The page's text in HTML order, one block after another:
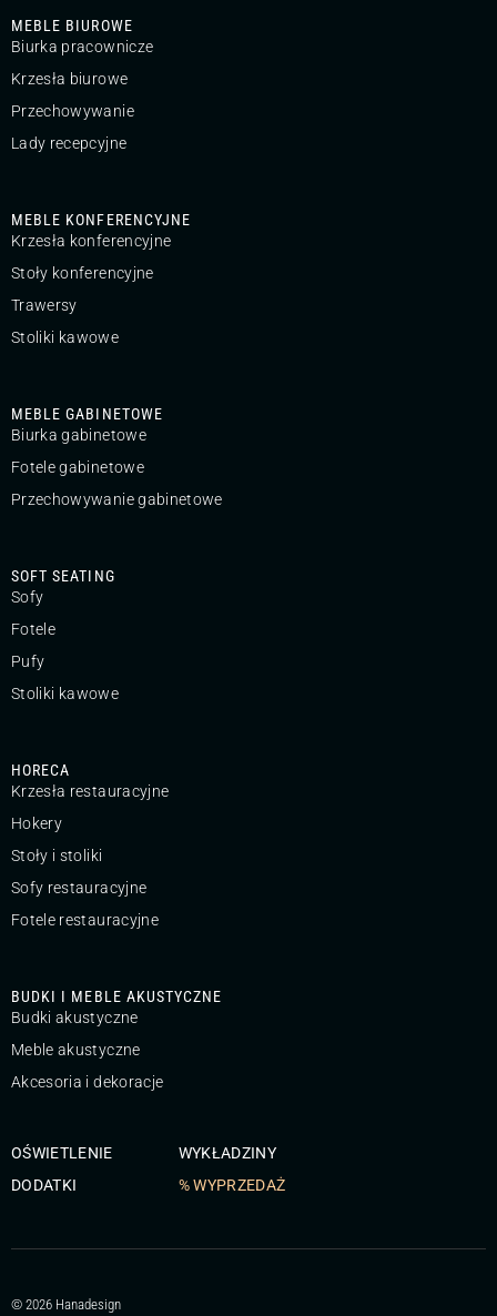
MEBLE BIUROWE
Biurka pracownicze
Krzesła biurowe
Przechowywanie
Lady recepcyjne
MEBLE KONFERENCYJNE
Krzesła konferencyjne
Stoły konferencyjne
Trawersy
Stoliki kawowe
MEBLE GABINETOWE
Biurka gabinetowe
Fotele gabinetowe
Przechowywanie gabinetowe
SOFT SEATING
Sofy
Fotele
Pufy
Stoliki kawowe
HORECA
Krzesła restauracyjne
Hokery
Stoły i stoliki
Sofy restauracyjne
Fotele restauracyjne
BUDKI I MEBLE AKUSTYCZNE
Budki akustyczne
Meble akustyczne
Akcesoria i dekoracje
OŚWIETLENIE
DODATKI
WYKŁADZINY
% WYPRZEDAŻ
© 2026 Hanadesign